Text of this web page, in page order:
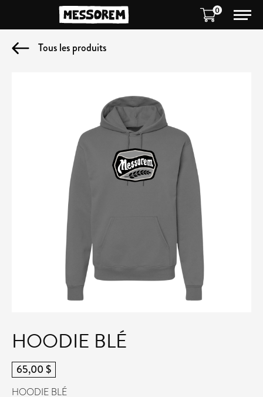
0
Tous les produits
HOODIE BLÉ
65,00 $
HOODIE BLÉ